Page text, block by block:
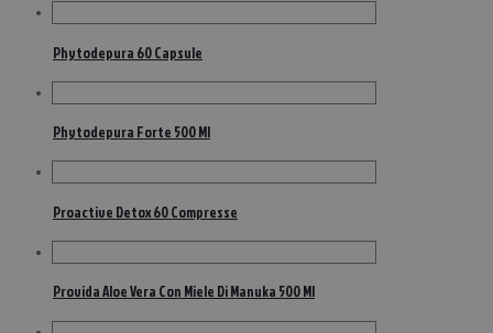
Phytodepura 60 Capsule
Phytodepura Forte 500 Ml
Proactive Detox 60 Compresse
Provida Aloe Vera Con Miele Di Manuka 500 Ml